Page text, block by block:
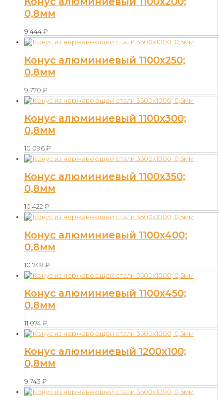
0,8мм
9 444₽
Конус алюминиевый 1100х250;
0,8мм
9 770 ₽
Конус алюминиевый 1100х300;
0,8мм
10 096₽
Конус алюминиевый 1100х350;
0,8мм
10 422₽
Конус алюминиевый 1100х400;
0,8мм
10 748 ₽
Конус алюминиевый 1100х450;
0,8мм
11 074₽
Конус алюминиевый 1200х100;
0,8мм
9 743 ₽